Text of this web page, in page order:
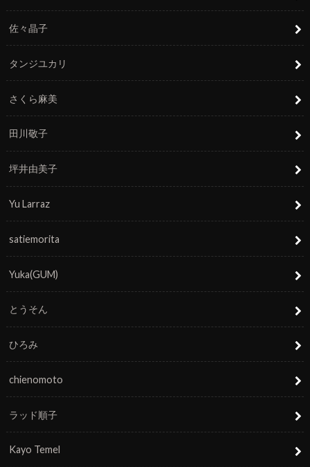
佐々晶子
タンジユカリ
さくら麻美
田川敬子
坪井由美子
Yu Larraz
satiemorita
Yuka(GUM)
とうそん
ひろみ
chienomoto
ラッド順子
Kayo Temel